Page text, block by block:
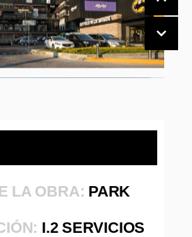
LA OBRA: PARK
I.2 SERVICIOS